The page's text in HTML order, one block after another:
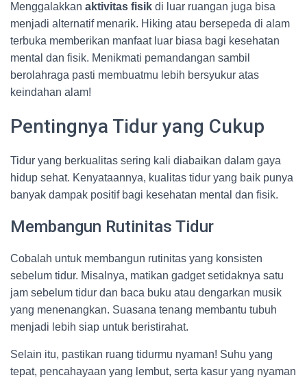
Menggalakkan aktivitas fisik di luar ruangan juga bisa
menjadi alternatif menarik. Hiking atau bersepeda di alam
terbuka memberikan manfaat luar biasa bagi kesehatan
mental dan fisik. Menikmati pemandangan sambil
berolahraga pasti membuatmu lebih bersyukur atas
keindahan alam!
Pentingnya Tidur yang Cukup
Tidur yang berkualitas sering kali diabaikan dalam gaya
hidup sehat. Kenyataannya, kualitas tidur yang baik punya
banyak dampak positif bagi kesehatan mental dan fisik.
Membangun Rutinitas Tidur
Cobalah untuk membangun rutinitas yang konsisten
sebelum tidur. Misalnya, matikan gadget setidaknya satu
jam sebelum tidur dan baca buku atau dengarkan musik
yang menenangkan. Suasana tenang membantu tubuh
menjadi lebih siap untuk beristirahat.
Selain itu, pastikan ruang tidurmu nyaman! Suhu yang
tepat, pencahayaan yang lembut, serta kasur yang nyaman